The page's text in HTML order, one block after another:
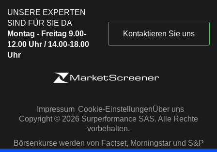
UNSERE EXPERTEN
SIND FÜR SIE DA
Montag - Freitag 9.00-
12.00 Uhr / 14.00-18.00
Uhr
Kontaktieren Sie uns
Impressum Cookie-EinstellungenÜber uns
Copyright © 2026 Surperformance SAS. Alle Rechte
vorbehalten.
Börsenkurse werden von Factset, Morningstar und S&P